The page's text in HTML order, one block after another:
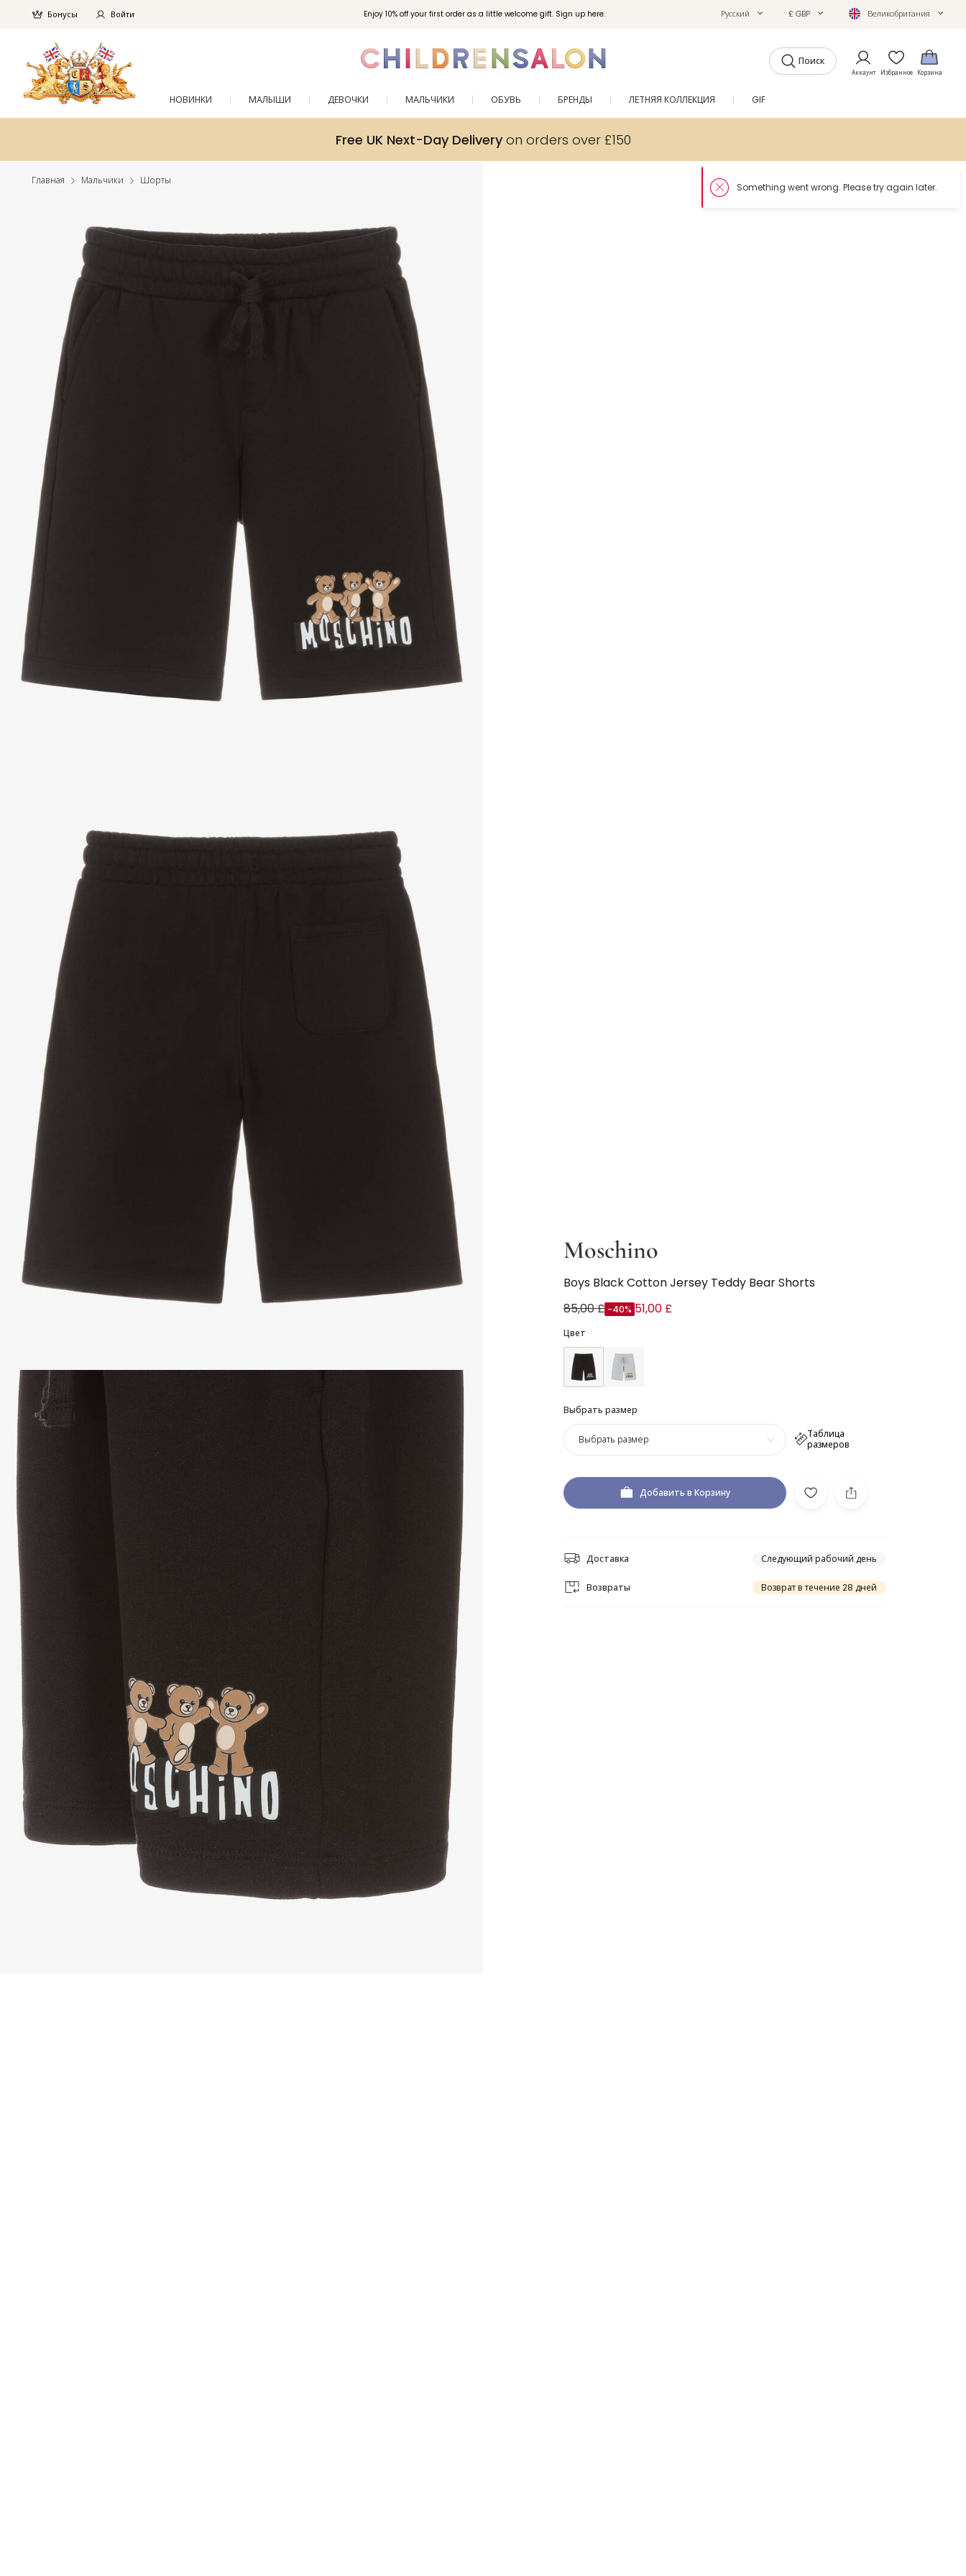
Enjoy 10% off your first order as a little welcome gift. Sign up here.
Бонусы Войти Русский £ GBP Великобритания
Поиск
Аккаунт Избранное Корзина
НОВИНКИ МАЛЫШИ ДЕВОЧКИ МАЛЬЧИКИ ОБУВЬ БРЕНДЫ ЛЕТНЯЯ КОЛЛЕКЦИЯ GIFTS
Free UK Next-Day Deliveryon orders over £150
Главная Мальчики Шорты
Moschino
Boys Black Cotton Jersey Teddy Bear Shorts
85,00 £ -40% 51,00 £
Цвет
Выбрать размер
Таблица
размеров
Выбрать размер
Добавить в Корзину
Доставка Следующий рабочий день
Возвраты Возврат в течение 28 дней